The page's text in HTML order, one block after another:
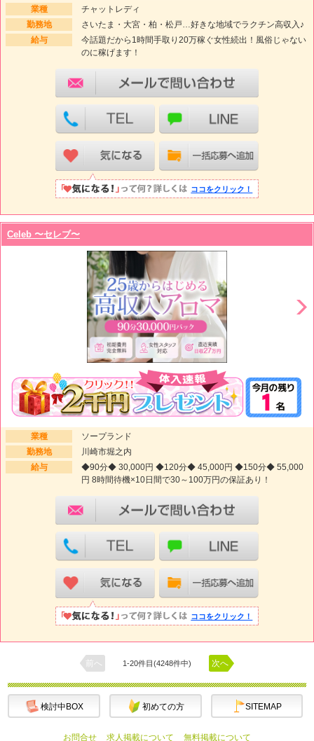
業種
チャットレディ
勤務地
さいたま・大宮・柏・松戸…好きな地域でラクチン高収入♪
給与
今話題だから1時間手取り20万稼ぐ女性続出！風俗じゃない
のに稼げます！
ココをクリック！
Celeb 〜セレブ〜
業種
ソープランド
勤務地
川崎市堀之内
給与
◆90分◆ 30,000円 ◆120分◆ 45,000円 ◆150分◆ 55,000
円 8時間待機×10日間で30～100万円の保証あり！
ココをクリック！
前へ 1-20件目(4248件中) 次へ
検討中BOX 初めての方 SITEMAP
お問合せ 求人掲載について 無料掲載について